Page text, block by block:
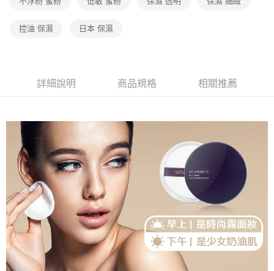
易，需依本服務之必要範圍內提供個人資料，並將交易相關給付款項請求債
權轉讓予恩沛科技股份有限公司。
「AFTEE先享後付」，若未經同意申辦者引起之損失，本公司不負相關責
請求用戶進行身份認證。
５．嚴禁一人註冊多個帳號或使用他人資訊註冊。若發現惡意使用之情形，
恩沛科技股份有限公司將有權停止該用戶之使用額度並採取法律行動。
免運費
控油 保濕 日本 保濕
詳細說明 商品規格 相關推薦